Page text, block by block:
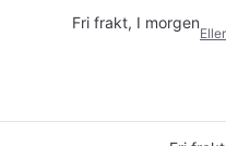
Fri frakt, I morgen